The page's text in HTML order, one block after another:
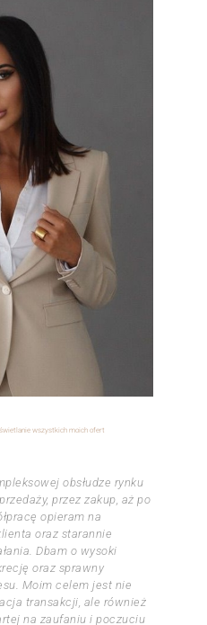
wszystkich moich ofert
obsłudze rynku
przez zakup, aż po
opieram na
oraz starannie
Dbam o wysoki
oraz sprawny
Moim celem jest nie
transakcji, ale również
na zaufaniu i poczuciu